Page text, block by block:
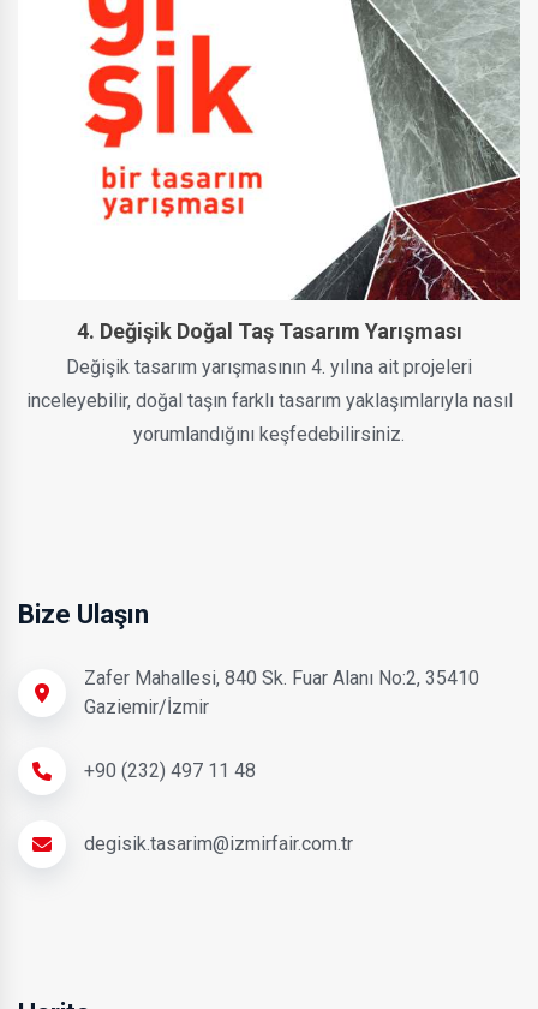
4. Değişik Doğal Taş Tasarım Yarışması
Değişik tasarım yarışmasının 4. yılına ait projeleri
inceleyebilir, doğal taşın farklı tasarım yaklaşımlarıyla nasıl
yorumlandığını keşfedebilirsiniz.
Bize Ulaşın
Zafer Mahallesi, 840 Sk. Fuar Alanı No:2, 35410
Gaziemir/İzmir
+90 (232) 497 11 48
degisik.tasarim@izmirfair.com.tr